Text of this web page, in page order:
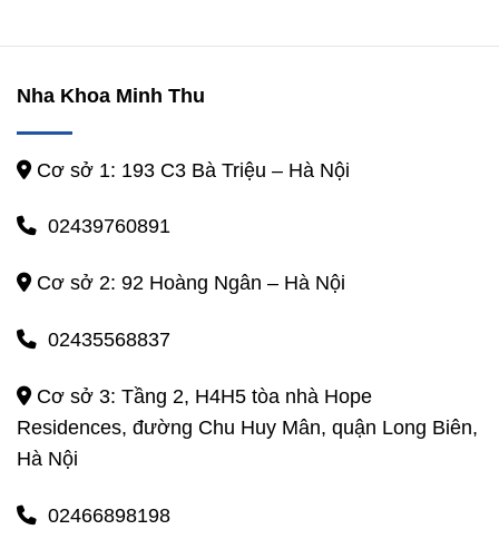
Nha Khoa Minh Thu
Cơ sở 1: 193 C3 Bà Triệu – Hà Nội
02439760891
Cơ sở 2: 92 Hoàng Ngân – Hà Nội
02435568837
Cơ sở 3: Tầng 2, H4H5 tòa nhà Hope
Residences, đường Chu Huy Mân, quận Long Biên,
Hà Nội
02466898198